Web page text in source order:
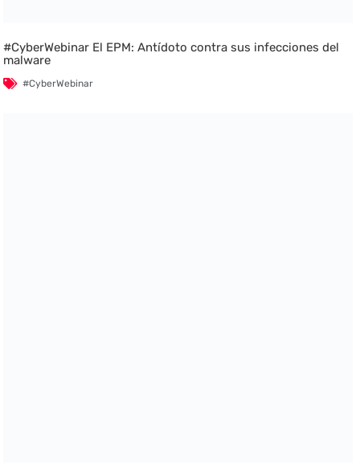
#CyberWebinar El EPM: Antídoto contra sus infecciones del
malware
#CyberWebinar